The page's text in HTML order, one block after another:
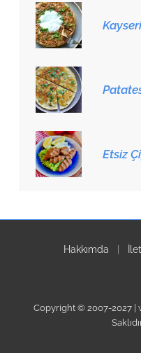
Etsiz
Hakkımda
Copyright © 2007-2027 |